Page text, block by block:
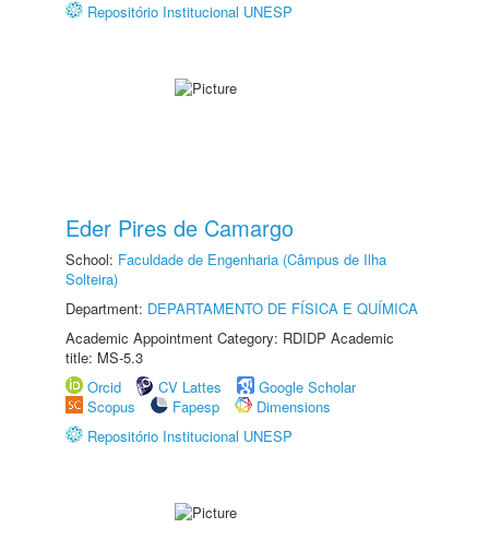
Repositório Institucional UNESP
Eder Pires de Camargo
School: Faculdade de Engenharia (Câmpus de Ilha
Solteira)
Department: DEPARTAMENTO DE FÍSICA E QUÍMICA
Academic Appointment Category: RDIDP Academic
title: MS-5.3
Orcid
CV Lattes
Google Scholar
Scopus
Fapesp
Dimensions
Repositório Institucional UNESP